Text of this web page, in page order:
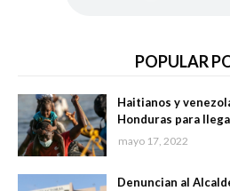
POPULAR
Haitianos y
Honduras para
mayo 17, 2022
Denuncian al